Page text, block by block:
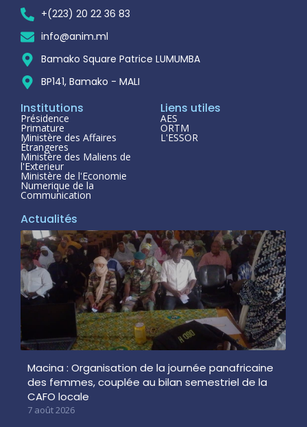
+(223) 20 22 36 83
info@anim.ml
Bamako Square Patrice LUMUMBA
BP141, Bamako - MALI
Institutions
Présidence
Primature
Ministère des Affaires
Étrangeres
Ministère des Maliens de
l'Exterieur
Ministère de l'Economie
Numerique de la
Communication
Liens utiles
AES
ORTM
L'ESSOR
Actualités
Macina : Organisation de la journée panafricaine
des femmes, couplée au bilan semestriel de la
CAFO locale
7 août 2026